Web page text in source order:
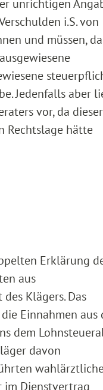
unrichtigen
i.S. von
und müssen,
Jedenfalls aber
vor, da
Rechtslage hätte
Erklärung
aus
Klägers. Das
Einnahmen aus
dem
davon
im Dienstvertrag